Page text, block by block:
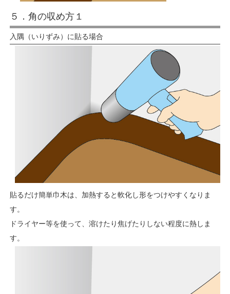
５．角の収め方１
入隅（いりずみ）に貼る場合
貼るだけ簡単巾木は、加熱すると軟化し形をつけやすくなりま
す。
ドライヤー等を使って、溶けたり焦げたりしない程度に熱しま
す。